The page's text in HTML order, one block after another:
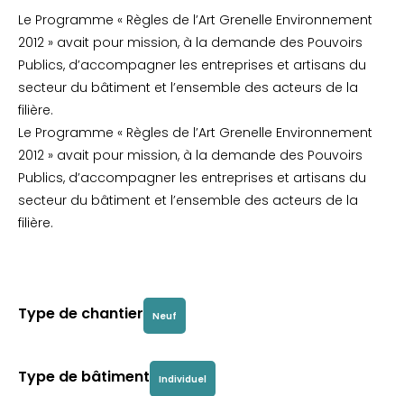
Le Programme « Règles de l’Art Grenelle Environnement
2012 » avait pour mission, à la demande des Pouvoirs
Publics, d’accompagner les entreprises et artisans du
secteur du bâtiment et l’ensemble des acteurs de la
filière.
Le Programme « Règles de l’Art Grenelle Environnement
2012 » avait pour mission, à la demande des Pouvoirs
Publics, d’accompagner les entreprises et artisans du
secteur du bâtiment et l’ensemble des acteurs de la
filière.
Type de chantier Neuf
Type de bâtiment Individuel